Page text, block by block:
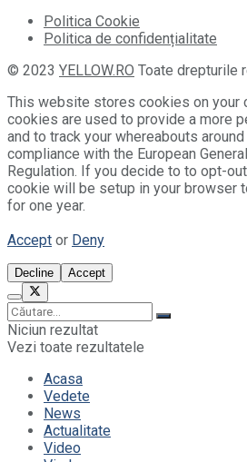
Politica Cookie
Politica de confidențialitate
© 2023 YELLOW.RO Toate drepturile
This website stores cookies on your
cookies are used to provide a more
and to track your whereabouts
compliance with the European
Regulation. If you decide to to opt-
cookie will be setup in your browser
for one year.
Accept or Deny
Decline Accept
Niciun rezultat
Vezi toate rezultatele
Acasa
Vedete
News
Actualitate
Video